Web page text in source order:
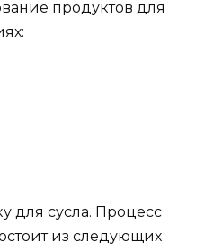
продуктов для
для сусла. Процесс
из следующих